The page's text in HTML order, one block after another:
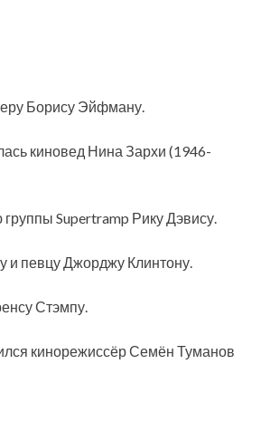
Борису Эйфману.
киновед Нина Зархи (1946-
группы Supertramp Рику Дэвису.
и певцу Джорджу Клинтону.
Стэмпу.
кинорежиссёр Семён Туманов